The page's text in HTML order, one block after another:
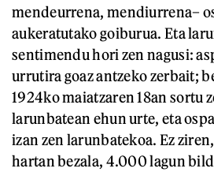
mendeurrena, mendiurrena–
aukeratutako goiburua. Eta
sentimendu hori zen nagusi:
urrutira goaz antzeko zerbait;
1924ko maiatzaren 18an sortu
larunbatean ehun urte, eta
izan zen larunbatekoa. Ez
hartan bezala, 4.000 lagun